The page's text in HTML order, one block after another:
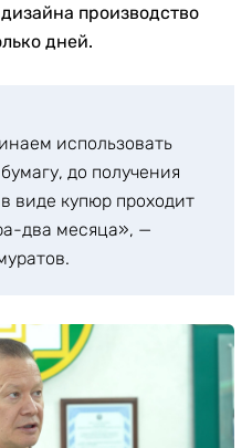
производство
дней.
использовать
до получения
виде купюр проходит
два месяца», —